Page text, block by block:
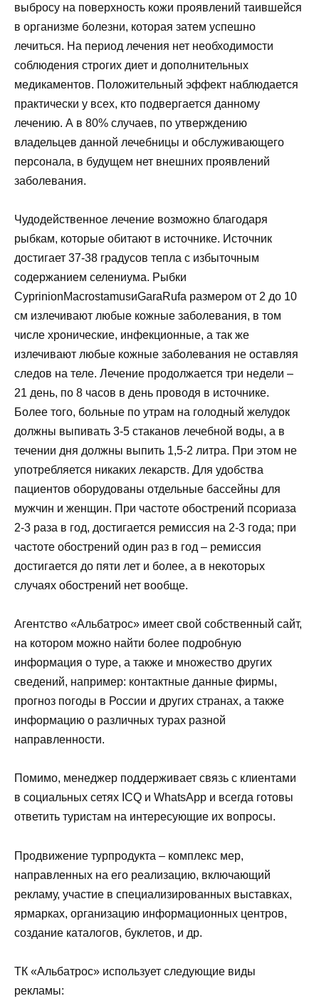
выбросу на поверхность кожи проявлений таившейся
в организме болезни, которая затем успешно
лечиться. На период лечения нет необходимости
соблюдения строгих диет и дополнительных
медикаментов. Положительный эффект наблюдается
практически у всех, кто подвергается данному
лечению. А в 80% случаев, по утверждению
владельцев данной лечебницы и обслуживающего
персонала, в будущем нет внешних проявлений
заболевания.
Чудодейственное лечение возможно благодаря
рыбкам, которые обитают в источнике. Источник
достигает 37-38 градусов тепла с избыточным
содержанием селениума. Рыбки
CyprinionMacrostamusиGaraRufa размером от 2 до 10
см излечивают любые кожные заболевания, в том
числе хронические, инфекционные, а так же
излечивают любые кожные заболевания не оставляя
следов на теле. Лечение продолжается три недели –
21 день, по 8 часов в день проводя в источнике.
Более того, больные по утрам на голодный желудок
должны выпивать 3-5 стаканов лечебной воды, а в
течении дня должны выпить 1,5-2 литра. При этом не
употребляется никаких лекарств. Для удобства
пациентов оборудованы отдельные бассейны для
мужчин и женщин. При частоте обострений псориаза
2-3 раза в год, достигается ремиссия на 2-3 года; при
частоте обострений один раз в год – ремиссия
достигается до пяти лет и более, а в некоторых
случаях обострений нет вообще.
Агентство «Альбатрос» имеет свой собственный сайт,
на котором можно найти более подробную
информация о туре, а также и множество других
сведений, например: контактные данные фирмы,
прогноз погоды в России и других странах, а также
информацию о различных турах разной
направленности.
Помимо, менеджер поддерживает связь с клиентами
в социальных сетях ICQ и WhatsApp и всегда готовы
ответить туристам на интересующие их вопросы.
Продвижение турпродукта – комплекс мер,
направленных на его реализацию, включающий
рекламу, участие в специализированных выставках,
ярмарках, организацию информационных центров,
создание каталогов, буклетов, и др.
ТК «Альбатрос» использует следующие виды
рекламы: